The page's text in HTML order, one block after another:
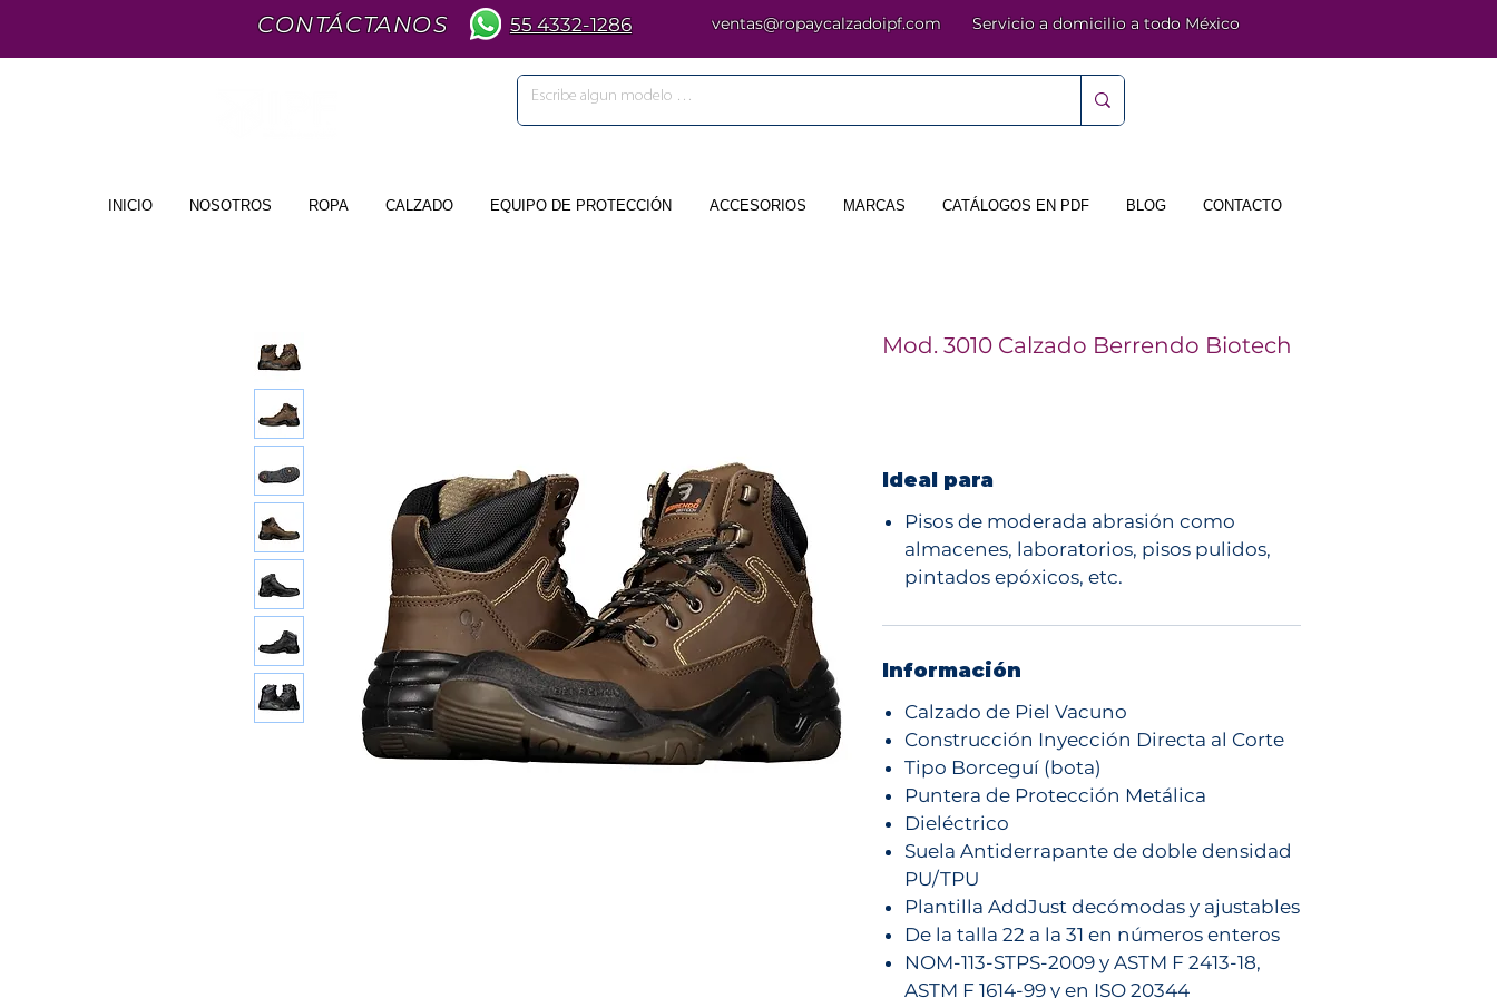
CONTÁCTANOS 55 4332-1286 ventas@ropaycalzadoipf.com Servicio a domicilio a todo México
INICIO NOSOTROS ROPA CALZADO EQUIPO DE PROTECCIÓN ACCESORIOS MARCAS CATÁLOGOS EN PDF BLOG CONTACTO
Mod. 3010 Calzado Berrendo Biotech
Ideal para
Pisos de moderada abrasión como
almacenes, laboratorios, pisos pulidos,
pintados epóxicos, etc.
Información
Calzado de Piel Vacuno
Construcción Inyección Directa al Corte
Tipo Borceguí (bota)
Puntera de Protección Metálica
Dieléctrico
Suela Antiderrapante de doble densidad
PU/TPU
Plantilla AddJust decómodas y ajustables
De la talla 22 a la 31 en números enteros
NOM-113-STPS-2009 y ASTM F 2413-18,
ASTM F 1614-99 y en ISO 20344